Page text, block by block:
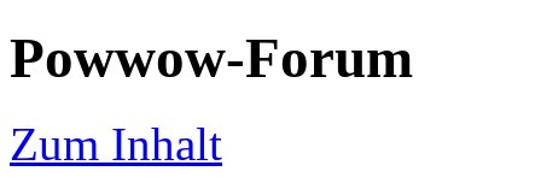
Powwow-Forum
Zum Inhalt